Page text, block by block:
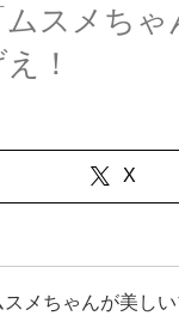
ムスメち
！
X
スメちゃんが美し